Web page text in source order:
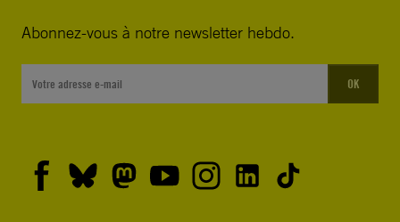
Abonnez-vous à notre newsletter hebdo.
OK